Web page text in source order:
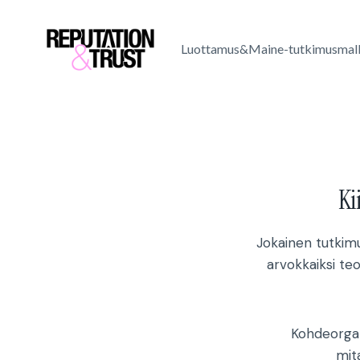
content
Luottamus&Maine-
Jokainen
arvokkaiksi